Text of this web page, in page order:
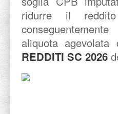
ridurre il
aliquota
REDDITI SC 2026